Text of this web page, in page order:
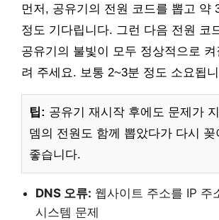
먼저, 공유기의 전원 코드를 뽑고 약
정도 기다립니다. 그런 다음 전원 코
공유기의 불빛이 모두 정상적으로
려 주세요. 보통 2~3분 정도 소요됩
팁: 공유기 재시작 후에도 문제가
뎀의 전원도 함께 뽑았다가 다시 꽂
좋습니다.
DNS 오류: 웹사이트 주소를 IP 주
시스템 문제